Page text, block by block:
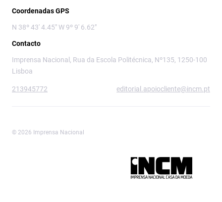
Coordenadas GPS
N 38º 43' 4.45" W 9º 9' 6.62"
Contacto
Imprensa Nacional, Rua da Escola Politécnica, Nº135, 1250-100
Lisboa
213945772 editorial.apoiocliente@incm.pt
© 2026 Imprensa Nacional